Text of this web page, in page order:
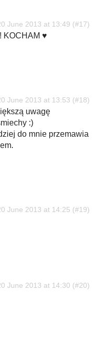
June 2013 at 13:49
KOCHAM ♥
June 2013 at 13:53
uwagę
:)
do mnie przemawia
June 2013 at 14:25
June 2013 at 14:30